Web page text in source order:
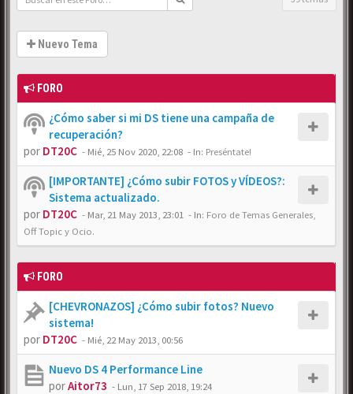
Nuevo Tema
FORO
¿Cómo saber si mi DS tiene una campaña de
recuperación?
por DT20C - Mié, 25 Nov 2020, 22:08 - In: Preséntate!
[IMPORTANTE] ¿Cómo subir FOTOS y VÍDEOS?:
Sistema actualizado.
por DT20C - Mar, 21 May 2013, 23:01 - In: Foro de Temas Generales,
Off Topic y Ocio.
FORO
[CHEVRONAZOS] ¿Cómo subir fotos? Nuevo
sistema!
por DT20C - Mié, 22 May 2013, 00:56
Nuevo DS 4 Performance Line
porAitor73 - Lun, 17 Sep 2018, 19:24